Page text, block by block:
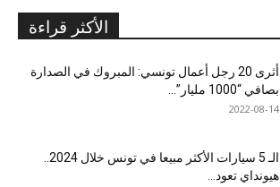
الأكثر قراءة
أثرى 20 رجل أعمال تونسي: المبروك في الصدارة
بصافي “1000 مليار”...
2022-08-14
هيونداي تعود...